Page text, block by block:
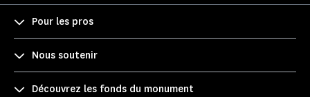
Pour les pros
Nous soutenir
Découvrez les fonds du monument